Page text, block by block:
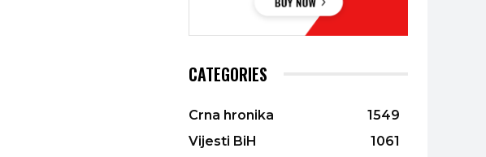
CATEGORIES
Crna hronika
1549
Vijesti BiH
1061